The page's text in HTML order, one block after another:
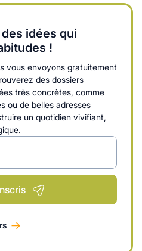
idées qui
!
vous envoyons gratuitement
des dossiers
très concrètes, comme
ou de belles adresses
un quotidien vivifiant,